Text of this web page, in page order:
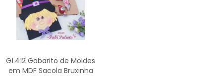
G1.412 Gabarito de Moldes
em MDF Sacola Bruxinha